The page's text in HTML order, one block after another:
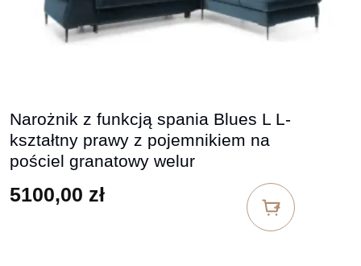
Narożnik z funkcją spania Blues L L-
kształtny prawy z pojemnikiem na
pościel granatowy welur
5100,00 zł